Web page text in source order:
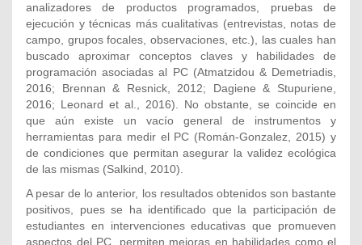
analizadores de productos programados, pruebas de
ejecución y técnicas más cualitativas (entrevistas, notas de
campo, grupos focales, observaciones, etc.), las cuales han
buscado aproximar conceptos claves y habilidades de
programación asociadas al PC (Atmatzidou & Demetriadis,
2016; Brennan & Resnick, 2012; Dagiene & Stupuriene,
2016; Leonard et al., 2016). No obstante, se coincide en
que aún existe un vacío general de instrumentos y
herramientas para medir el PC (Román-Gonzalez, 2015) y
de condiciones que permitan asegurar la validez ecológica
de las mismas (Salkind, 2010).
A pesar de lo anterior, los resultados obtenidos son bastante
positivos, pues se ha identificado que la participación de
estudiantes en intervenciones educativas que promueven
aspectos del PC, permiten mejoras en habilidades como el